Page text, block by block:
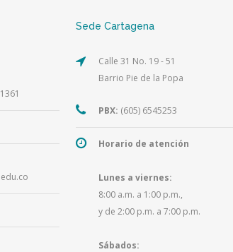
Sede Cartagena
Calle 31 No. 19 - 51
Barrio Pie de la Popa
PBX: (605) 6545253
Horario de atención
Lunes a viernes:
8:00 a.m. a 1:00 p.m.,
y de 2:00 p.m. a 7:00 p.m.
Sábados: